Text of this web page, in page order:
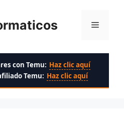
Menú
con Temu: Haz clic aquí
Temu: Haz clic aquí